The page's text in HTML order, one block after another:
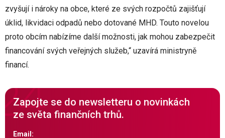
zvyšují i nároky na obce, které ze svých rozpočtů zajišťují
úklid, likvidaci odpadů nebo dotované MHD. Touto novelou
proto obcím nabízíme další možnosti, jak mohou zabezpečit
financování svých veřejných služeb,“ uzavírá ministryně
financí.
Zapojte se do newsletteru o novinkách
ze světa finančních trhů.
Email: